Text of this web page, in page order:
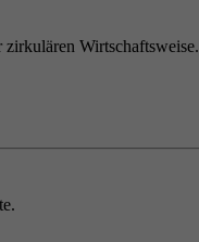
Wirtschaftsweise.